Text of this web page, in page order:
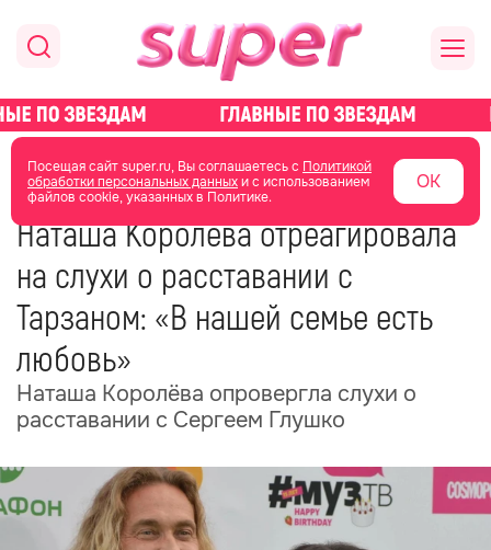
Посещая сайт super.ru, Вы соглашаетесь с Политикой
обработки персональных данныхи с использованием
файлов cookie, указанных в Политике.
ОК
главная новости о звездах новости
16 мая 18:33
Наташа Королёва отреагировала
на слухи о расставании с
Тарзаном: «В нашей семье есть
любовь»
Наташа Королёва опровергла слухи о
расставании с Сергеем Глушко